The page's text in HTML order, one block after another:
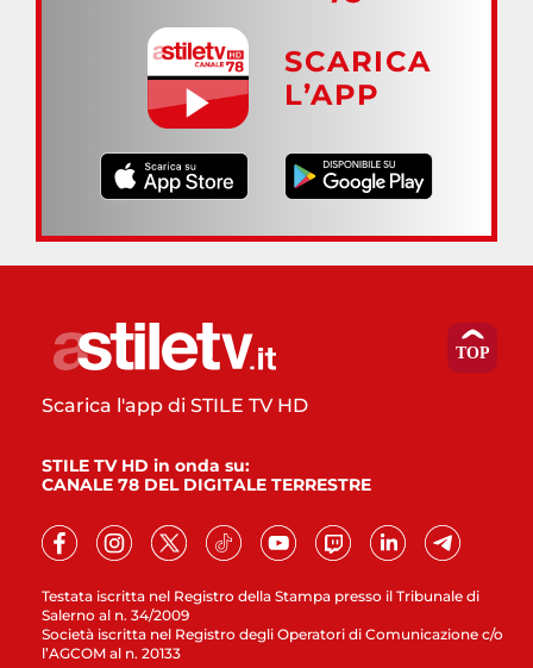
SCARICA
L’APP
Testata iscritta nel Registro della Stampa presso il Tribunale di
Salerno al n. 34/2009
Società iscritta nel Registro degli Operatori di Comunicazione c/o
l’AGCOM al n. 20133
Scarica l'app di STILE TV HD
STILE TV HD in onda su:
CANALE 78 DEL DIGITALE TERRESTRE